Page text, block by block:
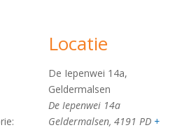
Locatie
De Iepenwei 14a,
Geldermalsen
De Iepenwei 14a
Geldermalsen, 4191 PD +